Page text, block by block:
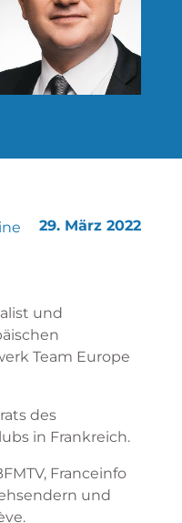
29. März 2022
und
Team Europe
des
in Frankreich.
Franceinfo
und
.